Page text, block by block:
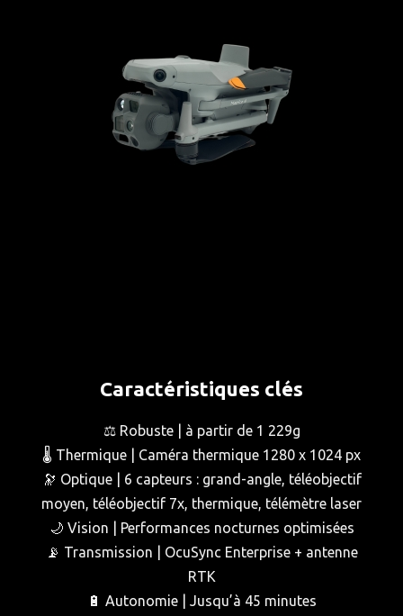
Caractéristiques clés
⚖️ Robuste | à partir de 1 229g
🌡️ Thermique | Caméra thermique 1280 x 1024 px
🔭 Optique | 6 capteurs : grand-angle, téléobjectif
moyen, téléobjectif 7x, thermique, télémètre laser
🌙 Vision | Performances nocturnes optimisées
📡 Transmission | OcuSync Enterprise + antenne
RTK
🔋 Autonomie | Jusqu’à 45 minutes